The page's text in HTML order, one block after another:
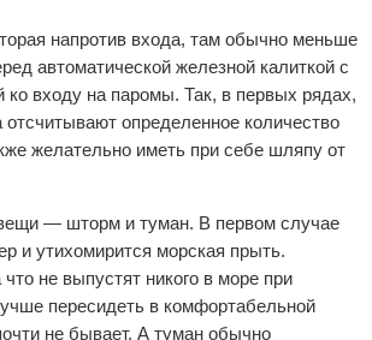
напротив входа, там обычно меньше
автоматической железной калиткой с
ко входу на паромы. Так, в первых рядах,
определенное количество
желательно иметь при себе шляпу от
— шторм и туман. В первом случае
и утихомирится морская прыть.
не выпустят никого в море при
пересидеть в комфортабельной
не бывает. А туман обычно